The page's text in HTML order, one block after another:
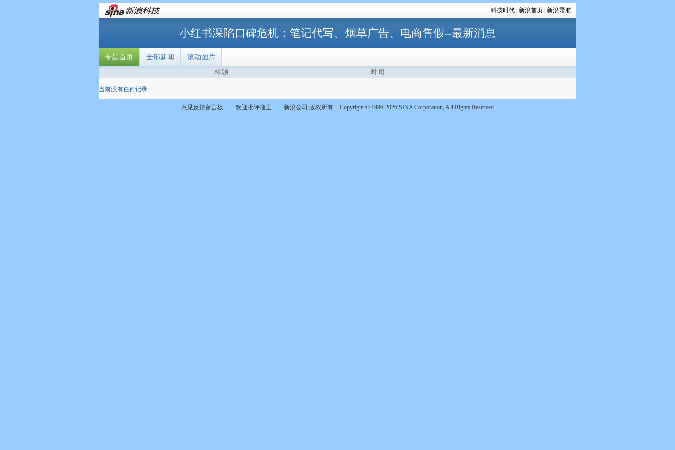
科技时代 新浪首页 新浪导航
小红书深陷口碑危机：笔记代写、烟草广告、电商售假--最新消息
专题首页 全部新闻
滚动图片
标题
时间
当前没有任何记录
意见反馈留言板 欢迎批评指正 新浪公司 版权所有 Copyright © 1996-2026 SINA Corporation, All Rights Reserved